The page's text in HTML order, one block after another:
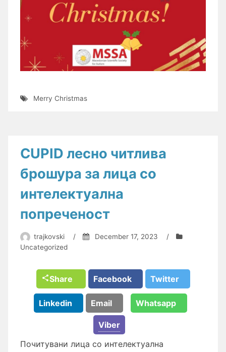
Merry Christmas
CUPID лесно читлива
брошура за лица со
интелектуална
попреченост
trajkovski / December 17, 2023
/
Uncategorized
Share Facebook Twitter
Linkedin Email Whatsapp
Viber
Почитувани лица со интелектуална